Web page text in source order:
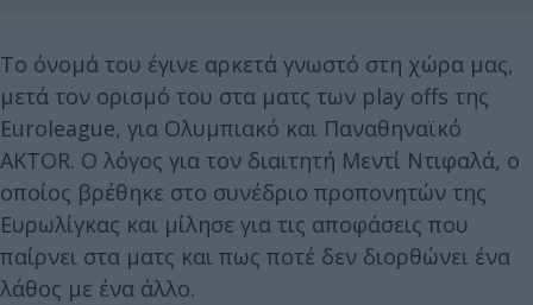
Το όνομά του έγινε αρκετά γνωστό στη χώρα μας,
μετά τον ορισμό του στα ματς των play offs της
Euroleague, για Ολυμπιακό και Παναθηναϊκό
AKTOR. Ο λόγος για τον διαιτητή Μεντί Ντιφαλά, ο
οποίος βρέθηκε στο συνέδριο προπονητών της
Ευρωλίγκας και μίλησε για τις αποφάσεις που
παίρνει στα ματς και πως ποτέ δεν διορθώνει ένα
λάθος με ένα άλλο.